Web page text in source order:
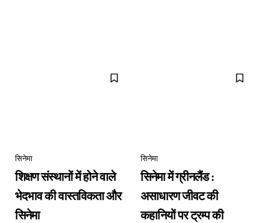
सिनेमा
शिक्षण संस्थानों में होने वाले
भेदभाव की वास्तविकता और
सिनेमा
सिनेमा
सिनेमा में ग्रीनलैंड :
असाधारण जीवट की
कहानियों पर ट्रम्प की